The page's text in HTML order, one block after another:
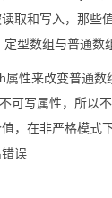
取和写入，那些
型数组与普通数
性来改变普通数
可写属性，所以
，在非严格模式
误